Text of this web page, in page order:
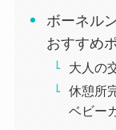
ボーネル
おすすめ
大人の
休憩所
ベビー